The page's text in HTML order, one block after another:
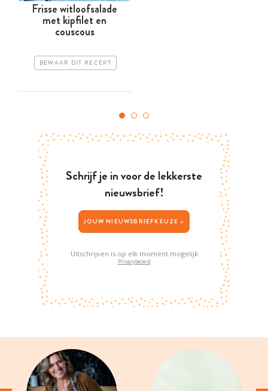
Frisse witloofsalade
met kipfilet en
couscous
BEWAAR DIT RECEPT
Schrijf je in voor de lekkerste
nieuwsbrief!
JOUW NIEUWSBRIEFKEUZE >
Uitschrijven is op elk moment mogelijk
Privacybeleid